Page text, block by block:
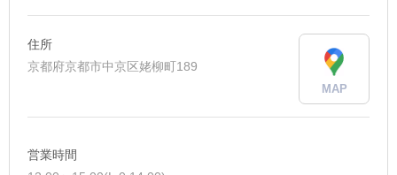
住所
京都府京都市中京区姥柳町189
MAP
営業時間